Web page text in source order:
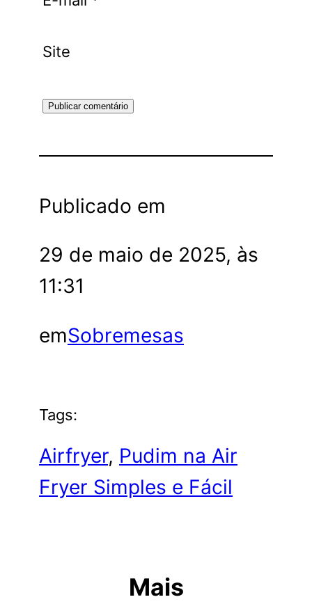
Site
Publicado em
29 de maio de 2025, às
11:31
emSobremesas
Tags:
Airfryer, Pudim na Air
Fryer Simples e Fácil
Mais